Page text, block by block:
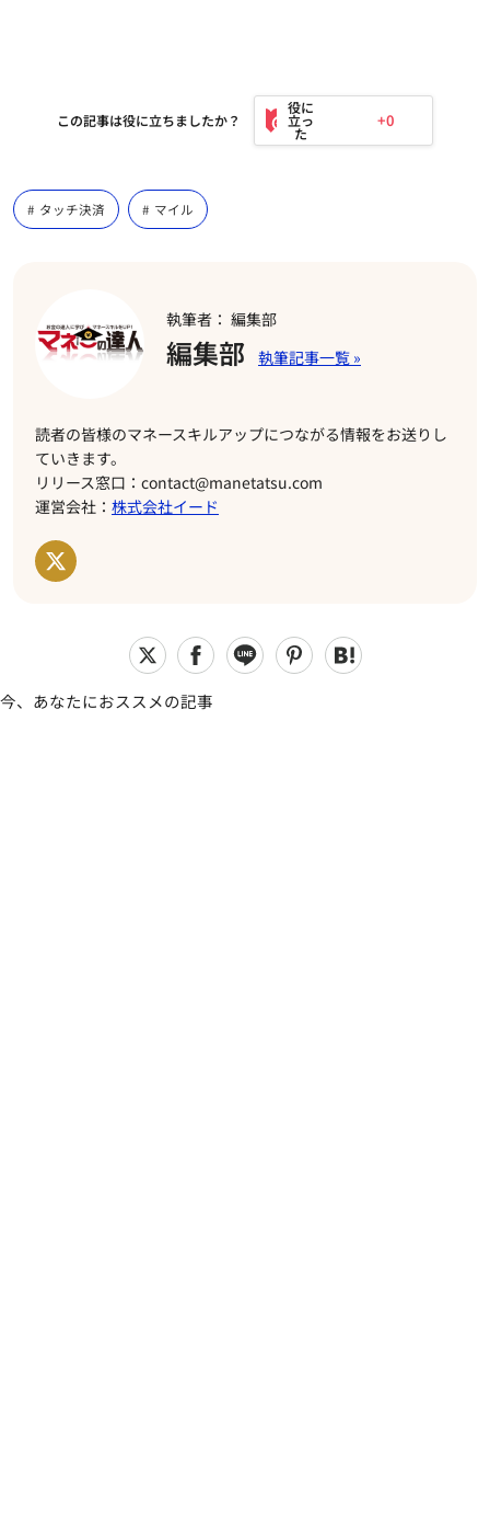
この記事は役に立ちましたか？ +0
タッチ決済 マイル
執筆者： 編集部
編集部
読者の皆様のマネースキルアップにつながる情報をお送りし
ていきます。
リリース窓口：contact@manetatsu.com
運営会社： 株式会社イード
今、あなたにおススメの記事